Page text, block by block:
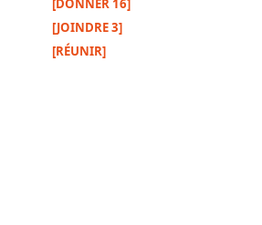
[DONNER 16]
[JOINDRE 3]
[RÉUNIR]
Autres
supports